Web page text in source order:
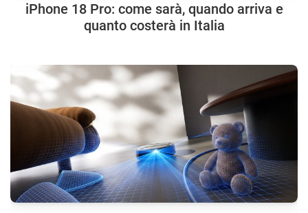
iPhone 18 Pro: come sarà, quando arriva e
quanto costerà in Italia